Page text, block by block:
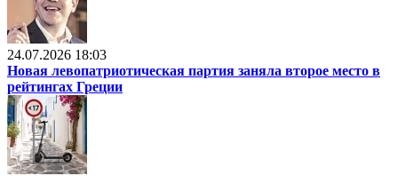
24.07.2026 18:03
Новая левопатриотическая партия заняла второе место в
рейтингах Греции